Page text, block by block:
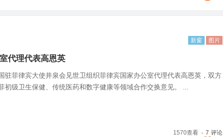
新窗 图片
代理代表高恩英
驻菲律宾大使井泉会见世卫组织菲律宾国家办公室代理代表高恩英，双方
初级卫生保健、传统医药和数字健康等领域合作交换意见。 ...
1570查看 7 评论